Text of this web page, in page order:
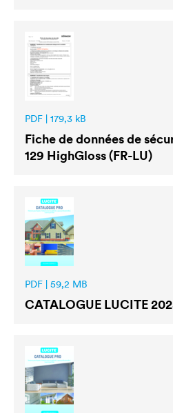
PDF | 179,3 kB
Fiche de données de
129 HighGloss (FR-LU)
PDF | 59,2 MB
CATALOGUE LUCITE